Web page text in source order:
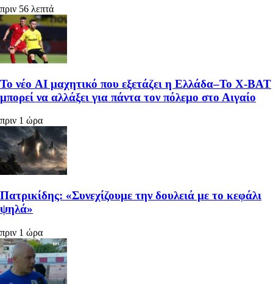
πριν 56 λεπτά
Το νέο AI μαχητικό που εξετάζει η Ελλάδα–Το X-BAT
μπορεί να αλλάξει για πάντα τον πόλεμο στο Αιγαίο
πριν 1 ώρα
Πατρικίδης: «Συνεχίζουμε την δουλειά με το κεφάλι
ψηλά»
πριν 1 ώρα